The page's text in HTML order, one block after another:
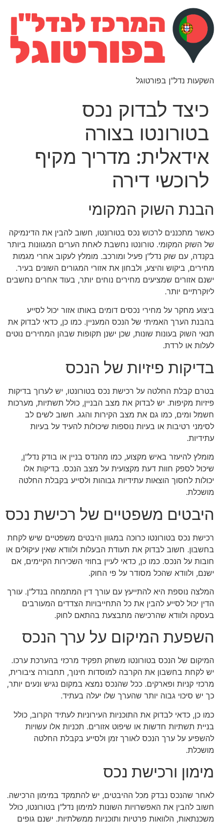
השקעות נדל"ן בפורטוגל
כיצד לבדוק נכס
בטורונטו בצורה
אידאלית: מדריך מקיף
לרוכשי דירה
הבנת השוק המקומי
כאשר מתכננים לרכוש נכס בטורונטו, חשוב להבין את הדינמיקה
של השוק המקומי. טורונטו נחשבת לאחת הערים המגוונות ביותר
בקנדה, עם שוק נדל"ן פעיל ומורכב. מומלץ לעקוב אחרי מגמות
מחירים, ביקוש והיצע, ולבחון את אזורי המגורים השונים בעיר.
ישנם אזורים שמציעים מחירים נוחים יותר, בעוד אחרים נחשבים
ליוקרתיים יותר.
ביצוע מחקר על מחירי נכסים דומים באותו אזור יכול לסייע
בהבנת הערך האמיתי של הנכס המעניין. כמו כן, כדאי לבדוק את
תנאי השוק בעונות שונות, שכן ישנן תקופות שבהן המחירים נוטים
לעלות או לרדת.
בדיקות פיזיות של הנכס
בטרם קבלת החלטה על רכישת נכס בטורונטו, יש לערוך בדיקות
פיזיות מקיפות. יש לבדוק את מצב הבניין, כולל תשתיות, מערכות
חשמל ומים, כמו גם את מצב הקירות והגג. חשוב לשים לב
לסימני רטיבות או בעיות נוספות שיכולות להעיד על בעיות
עתידיות.
מומלץ להיעזר באיש מקצוע, כמו מהנדס בניין או בודק נדל"ן,
שיכול לספק חוות דעת מקצועית על מצב הנכס. בדיקות אלו
יכולות לחסוך הוצאות עתידיות גבוהות ולסייע בקבלת החלטה
מושכלת.
היבטים משפטיים של רכישת נכס
רכישת נכס בטורונטו כרוכה במגוון היבטים משפטיים שיש לקחת
בחשבון. חשוב לבדוק את תעודת הבעלות ולוודא שאין עיקולים או
חובות על הנכס. כמו כן, כדאי לעיין בחוזי השכירות הקיימים, אם
ישנם, ולוודא שהכל מסודר על פי החוק.
המלצה נוספת היא להתייעץ עם עורך דין המתמחה בנדל"ן. עורך
הדין יכול לסייע להבין את כל התחייבויות הצדדים המעורבים
בעסקה ולוודא שהרכישה מתבצעת בהתאם לחוק.
השפעת המיקום על ערך הנכס
המיקום של הנכס בטורונטו משחק תפקיד מרכזי בהערכת ערכו.
יש לקחת בחשבון את הקרבה למוסדות חינוך, תחבורה ציבורית,
מרכזי קניות ופארקים. ככל שהנכס נמצא במקום נגיש ונעים יותר,
כך יש סיכוי גבוה יותר שהערך שלו יעלה בעתיד.
כמו כן, כדאי לבדוק את התוכניות העירוניות לעתיד הקרוב, כולל
בניית תשתיות חדשות או שיפוט אזורים. תכניות אלו עשויות
להשפיע על ערך הנכס לאורך זמן ולסייע בקבלת החלטה
מושכלת.
מימון ורכישת נכס
לאחר שהנכס נבדק מכל ההיבטים, יש להתמקד במימון הרכישה.
חשוב להבין את האפשרויות השונות למימון נדל"ן בטורונטו, כולל
משכנתאות, הלוואות פרטיות ותוכניות ממשלתיות. ישנם גופים